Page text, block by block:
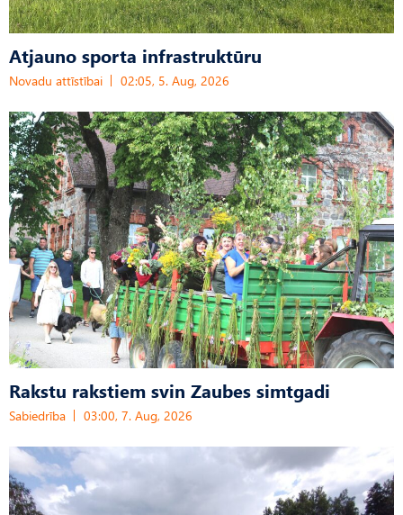
Atjauno sporta infrastruktūru
Novadu attīstībai 02:05, 5. Aug, 2026
Rakstu rakstiem svin Zaubes simtgadi
Sabiedrība 03:00, 7. Aug, 2026